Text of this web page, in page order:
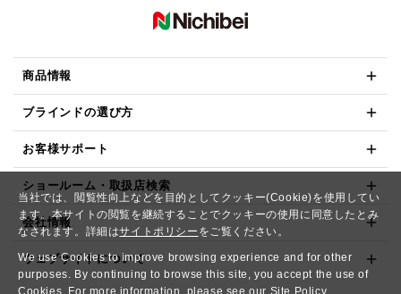
当社では、閲覧性向上などを目的としてクッキー(Cookie)を使用してい
ます。本サイトの閲覧を継続することでクッキーの使用に同意したとみ
なされます。詳細はサイトポリシー をご覧ください。
We use Cookies to improve browsing experience and for other
purposes. By continuing to browse this site, you accept the use of
Cookies. For more information, please see our Site Policy.
商品情報
ブラインドの選び方
お客様サポート
ショールーム・取扱店検索
会社情報
ウェブサイトについて